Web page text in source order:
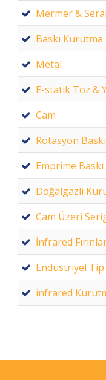
Mermer &
Baskı
Metal
E-statik Toz &
Cam
Rotasyon
Emprime
Doğalgazlı
Cam Üzeri
İnfrared
Endüstriyel Tip
infrared